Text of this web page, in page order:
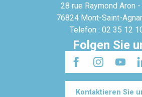
28 rue Raymond Aron
76824 Mont-Saint-
Telefon : 02 35 12
Folgen Sie
Kontaktieren Sie